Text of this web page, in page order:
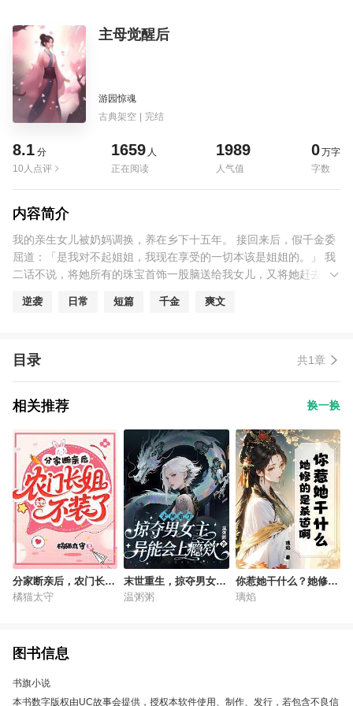
主母觉醒后
游园惊魂
古典架空 | 完结
8.1 分
10人点评
1659 人
正在阅读
1989
人气值
0万字
字数
内容简介
我的亲生女儿被奶妈调换，养在乡下十五年。 接回来后，假千金委
屈道：「是我对不起姐姐，我现在享受的一切本该是姐姐的。」 我
二话不说，将她所有的珠宝首饰一股脑送给我女儿，又将她赶去了
在一起。」 我二话不说，火速和夫君和离，将他们爷俩打包送到她
逆袭 日常 短篇 千金 爽文
目录 共1章
相关推荐 换一换
分家断亲后，农门长姐
她不装了
橘猫太守
末世重生，掠夺男女主
异能会上瘾欸
温粥粥
你惹她干什么？她修的
是杀道啊
璃焰
图书信息
书旗小说
本书数字版权由UC故事会提供，授权本软件使用、制作、发行，若包含不良信